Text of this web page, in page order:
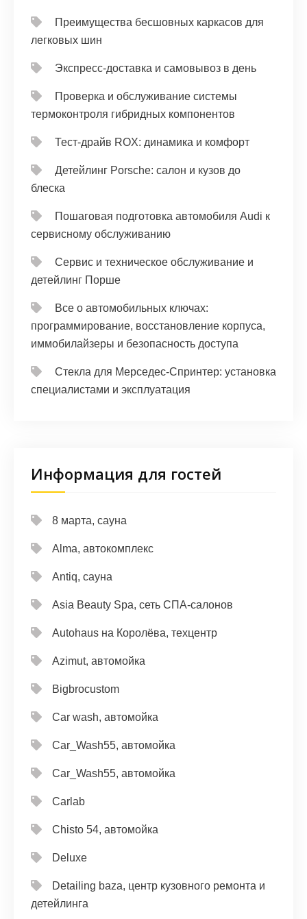
Преимущества бесшовных каркасов для
легковых шин
Экспресс-доставка и самовывоз в день
Проверка и обслуживание системы
термоконтроля гибридных компонентов
Тест‑драйв ROX: динамика и комфорт
Детейлинг Porsche: салон и кузов до
блеска
Пошаговая подготовка автомобиля Audi к
сервисному обслуживанию
Сервис и техническое обслуживание и
детейлинг Порше
Все о автомобильных ключах:
программирование, восстановление корпуса,
иммобилайзеры и безопасность доступа
Стекла для Мерседес-Спринтер: установка
специалистами и эксплуатация
Информация для гостей
8 марта, сауна
Alma, автокомплекс
Antiq, сауна
Asia Beauty Spa, сеть СПА-салонов
Autohaus на Королёва, техцентр
Azimut, автомойка
Bigbrocustom
Car wash, автомойка
Car_Wash55, автомойка
Car_Wash55, автомойка
Carlab
Chisto 54, автомойка
Deluxe
Detailing baza, центр кузовного ремонта и
детейлинга